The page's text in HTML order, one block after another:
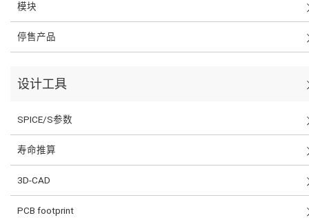
模块
停售产品
设计工具
SPICE/S参数
寿命推算
3D-CAD
PCB footprint